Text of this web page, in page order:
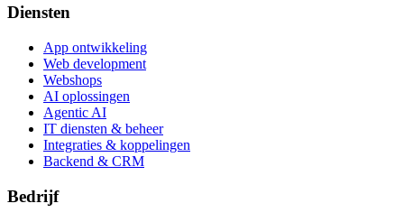
Diensten
App ontwikkeling
Web development
Webshops
AI oplossingen
Agentic AI
IT diensten & beheer
Integraties & koppelingen
Backend & CRM
Bedrijf